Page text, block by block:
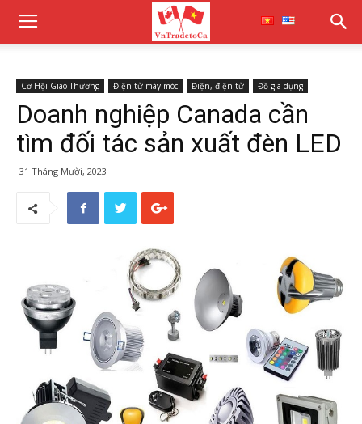
Cơ Hội Giao Thương Điện tử máy móc Điện, điện tử Đồ gia dụng
Doanh nghiệp Canada cần
tìm đối tác sản xuất đèn LED
31 Tháng Mười, 2023